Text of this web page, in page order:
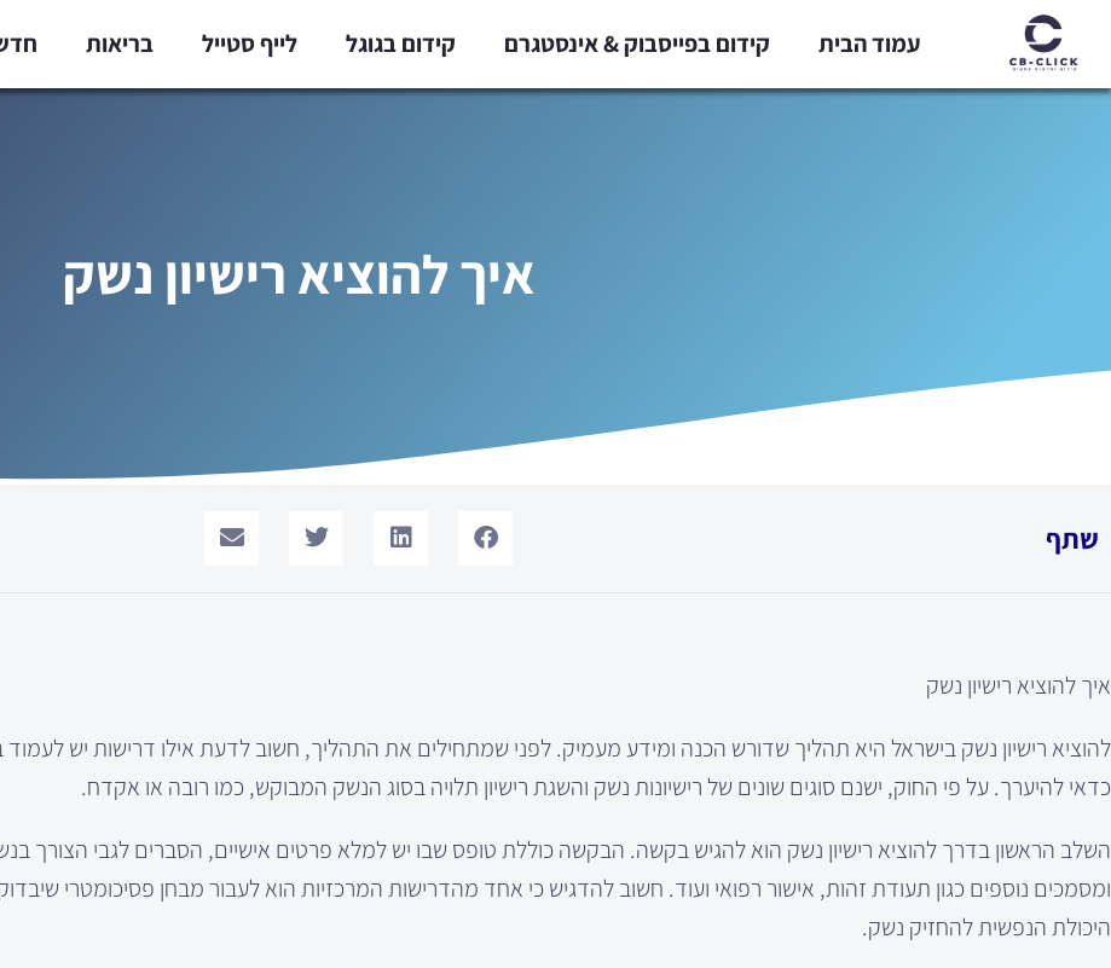
לתוכן
עמוד הבית קידום בפייסבוק & אינסטגרם קידום בגוגל לייף סטייל בריאות
איך להוציא רישיון נשק
שתף
איך להוציא רישיון נשק
להוציא רישיון נשק בישראל היא תהליך שדורש הכנה ומידע מעמיק. לפני שמתחילים את התהליך, חשוב לדעת אילו דרישות יש לעמוד
כדאי להיערך. על פי החוק, ישנם סוגים שונים של רישיונות נשק והשגת רישיון תלויה בסוג הנשק המבוקש, כמו רובה או אקדח.
השלב הראשון בדרך להוציא רישיון נשק הוא להגיש בקשה. הבקשה כוללת טופס שבו יש למלא פרטים אישיים, הסברים לגבי הצורך
ומסמכים נוספים כגון תעודת זהות, אישור רפואי ועוד. חשוב להדגיש כי אחד מהדרישות המרכזיות הוא לעבור מבחן פסיכומטרי
היכולת הנפשית להחזיק נשק.